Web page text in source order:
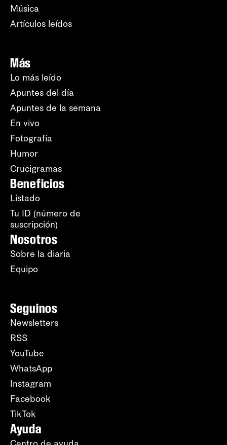
Música
Artículos leídos
Más
Lo más leído
Apuntes del día
Apuntes de la semana
En vivo
Fotografía
Humor
Crucigramas
Beneficios
Listado
Tu ID (número de
suscripción)
Nosotros
Sobre la diaria
Equipo
Seguinos
Newsletters
RSS
YouTube
WhatsApp
Instagram
Facebook
TikTok
Ayuda